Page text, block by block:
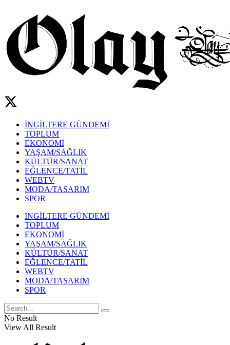
İNGİLTERE GÜNDEMİ
TOPLUM
EKONOMİ
YAŞAM/SAĞLIK
KÜLTÜR/SANAT
EĞLENCE/TATİL
WEBTV
MODA/TASARIM
SPOR
İNGİLTERE GÜNDEMİ
TOPLUM
EKONOMİ
YAŞAM/SAĞLIK
KÜLTÜR/SANAT
EĞLENCE/TATİL
WEBTV
MODA/TASARIM
SPOR
No Result
View All Result